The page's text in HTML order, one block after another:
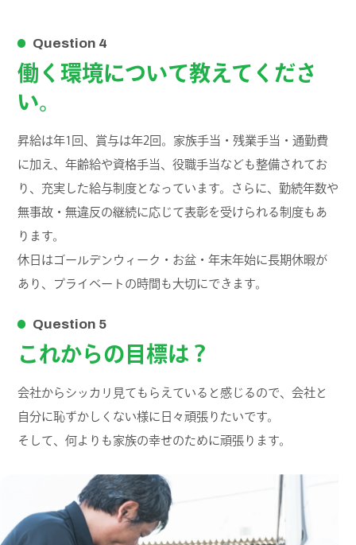
Question 4
働く環境について教えてくださ
い。
昇給は年1回、賞与は年2回。家族手当・残業手当・通勤費
に加え、年齢給や資格手当、役職手当なども整備されてお
り、充実した給与制度となっています。さらに、勤続年数や
無事故・無違反の継続に応じて表彰を受けられる制度もあ
ります。
休日はゴールデンウィーク・お盆・年末年始に長期休暇が
あり、プライベートの時間も大切にできます。
Question 5
これからの目標は？
会社からシッカリ見てもらえていると感じるので、会社と
自分に恥ずかしくない様に日々頑張りたいです。
そして、何よりも家族の幸せのために頑張ります。